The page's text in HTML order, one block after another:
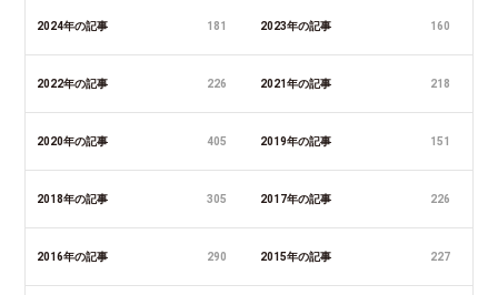
2024年の記事 181 2023年の記事 160
2022年の記事 226 2021年の記事 218
2020年の記事 405 2019年の記事 151
2018年の記事 305 2017年の記事 226
2016年の記事 290 2015年の記事 227